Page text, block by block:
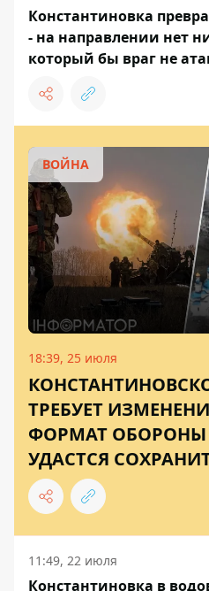
Константиновка
- на направлении нет
который бы враг не
ВОЙНА
18:39, 25 июля
ТРЕБУЕТ
ФОРМАТ ОБОРОНЫ
УДАСТСЯ
11:49, 22 июля
Константиновка в